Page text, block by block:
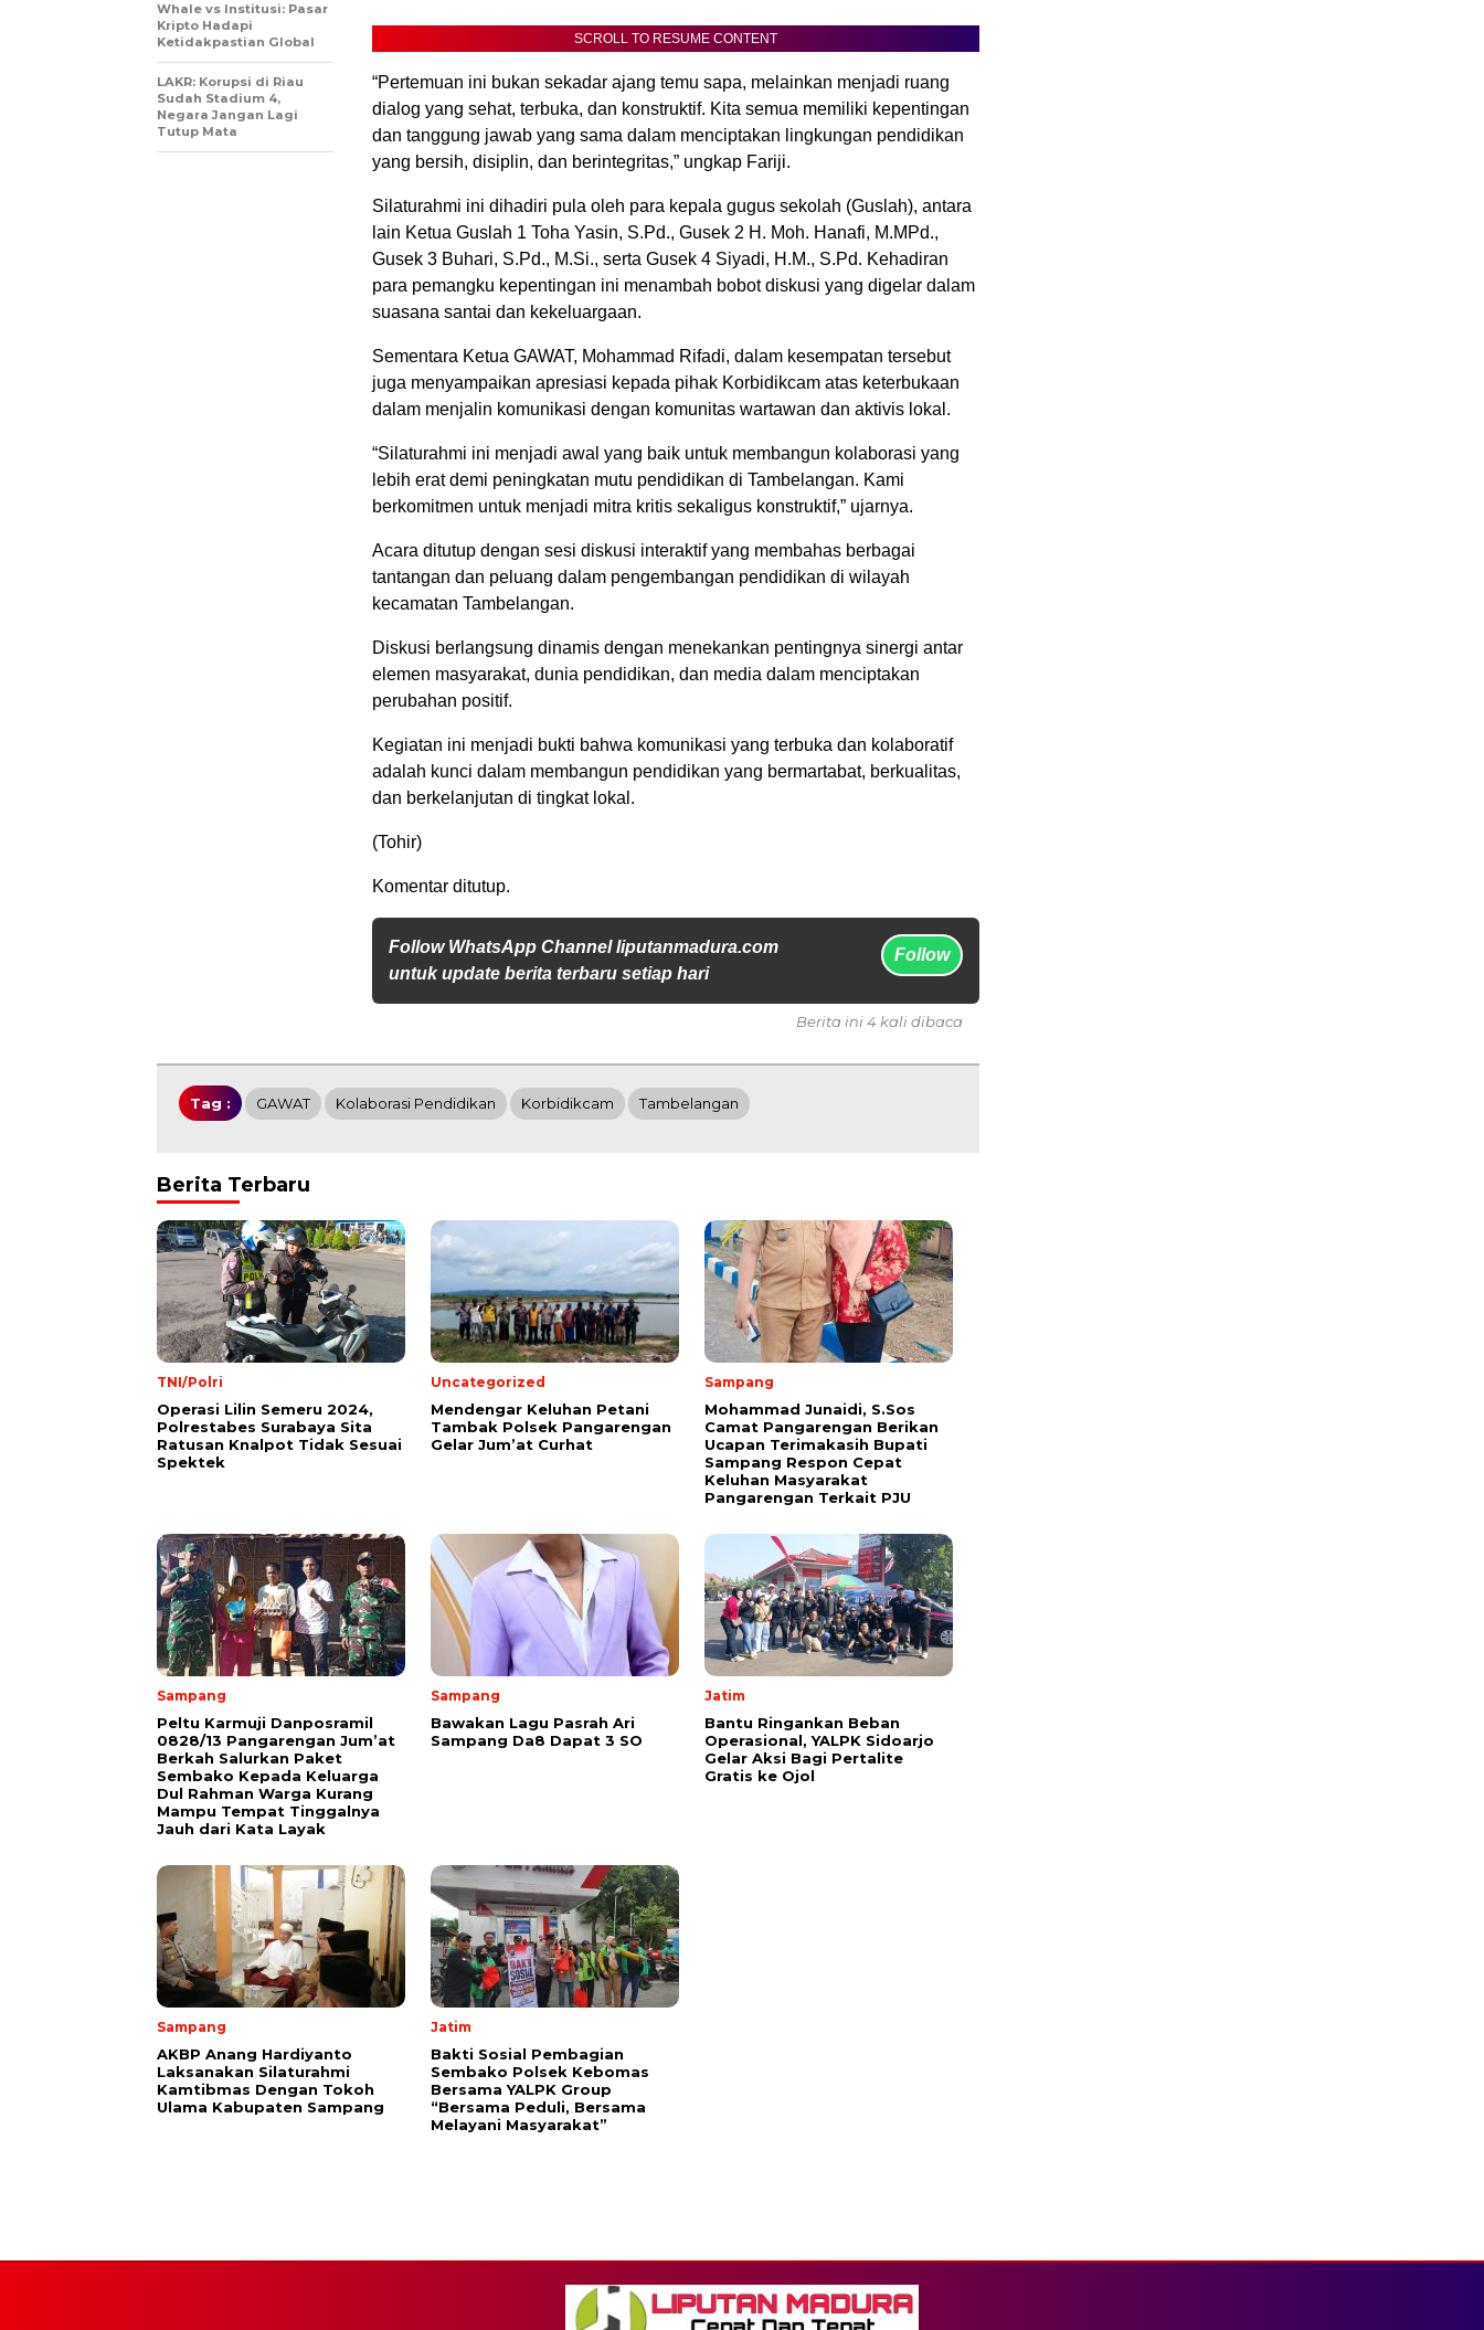
SCROLL TO RESUME CONTENT
“Pertemuan ini bukan sekadar ajang temu sapa, melainkan menjadi ruang
dialog yang sehat, terbuka, dan konstruktif. Kita semua memiliki kepentingan
dan tanggung jawab yang sama dalam menciptakan lingkungan pendidikan
yang bersih, disiplin, dan berintegritas,” ungkap Fariji.
Silaturahmi ini dihadiri pula oleh para kepala gugus sekolah (Guslah), antara
lain Ketua Guslah 1 Toha Yasin, S.Pd., Gusek 2 H. Moh. Hanafi, M.MPd.,
Gusek 3 Buhari, S.Pd., M.Si., serta Gusek 4 Siyadi, H.M., S.Pd. Kehadiran
para pemangku kepentingan ini menambah bobot diskusi yang digelar dalam
suasana santai dan kekeluargaan.
Sementara Ketua GAWAT, Mohammad Rifadi, dalam kesempatan tersebut
juga menyampaikan apresiasi kepada pihak Korbidikcam atas keterbukaan
dalam menjalin komunikasi dengan komunitas wartawan dan aktivis lokal.
“Silaturahmi ini menjadi awal yang baik untuk membangun kolaborasi yang
lebih erat demi peningkatan mutu pendidikan di Tambelangan. Kami
berkomitmen untuk menjadi mitra kritis sekaligus konstruktif,” ujarnya.
Acara ditutup dengan sesi diskusi interaktif yang membahas berbagai
tantangan dan peluang dalam pengembangan pendidikan di wilayah
kecamatan Tambelangan.
Diskusi berlangsung dinamis dengan menekankan pentingnya sinergi antar
elemen masyarakat, dunia pendidikan, dan media dalam menciptakan
perubahan positif.
Kegiatan ini menjadi bukti bahwa komunikasi yang terbuka dan kolaboratif
adalah kunci dalam membangun pendidikan yang bermartabat, berkualitas,
dan berkelanjutan di tingkat lokal.
(Tohir)
Komentar ditutup.
Follow WhatsApp Channel liputanmadura.com
untuk update berita terbaru setiap hari
Follow
Whale vs Institusi: Pasar
Kripto Hadapi
Ketidakpastian Global
LAKR: Korupsi di Riau
Sudah Stadium 4,
Negara Jangan Lagi
Tutup Mata
Berita ini 4 kali dibaca
Tag : GAWAT Kolaborasi Pendidikan Korbidikcam Tambelangan
Berita Terbaru
TNI/Polri
Operasi Lilin Semeru 2024,
Polrestabes Surabaya Sita
Ratusan Knalpot Tidak Sesuai
Spektek
Uncategorized
Mendengar Keluhan Petani
Tambak Polsek Pangarengan
Gelar Jum’at Curhat
Sampang
Mohammad Junaidi, S.Sos
Camat Pangarengan Berikan
Ucapan Terimakasih Bupati
Sampang Respon Cepat
Keluhan Masyarakat
Pangarengan Terkait PJU
Sampang
Peltu Karmuji Danposramil
0828/13 Pangarengan Jum’at
Berkah Salurkan Paket
Sembako Kepada Keluarga
Dul Rahman Warga Kurang
Mampu Tempat Tinggalnya
Jauh dari Kata Layak
Sampang
Bawakan Lagu Pasrah Ari
Sampang Da8 Dapat 3 SO
Jatim
Bantu Ringankan Beban
Operasional, YALPK Sidoarjo
Gelar Aksi Bagi Pertalite
Gratis ke Ojol
Sampang
AKBP Anang Hardiyanto
Laksanakan Silaturahmi
Kamtibmas Dengan Tokoh
Ulama Kabupaten Sampang
Jatim
Bakti Sosial Pembagian
Sembako Polsek Kebomas
Bersama YALPK Group
“Bersama Peduli, Bersama
Melayani Masyarakat”